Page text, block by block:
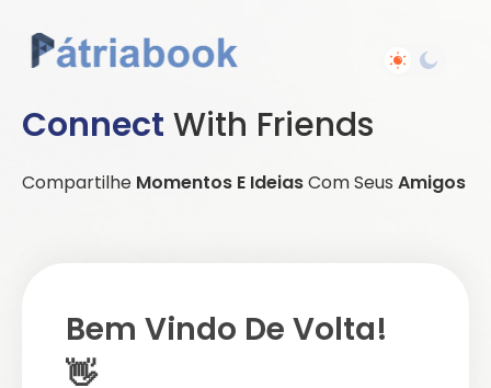
Connect With Friends
Compartilhe Momentos E IdeiasCom Seus Amigos
Bem Vindo De Volta!
👋